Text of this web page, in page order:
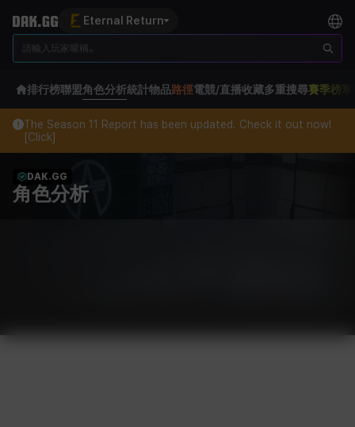
Eternal Return
排行榜聯盟角色分析統計物品路徑電競/直播收藏多重搜尋賽季榜單
The Season 11 Report has been updated. Check it out now!
[Click]
DAK.GG
角色分析